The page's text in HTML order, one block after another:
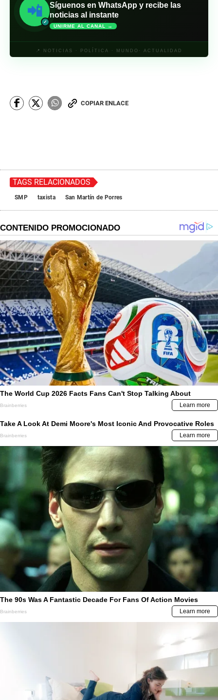
📲
✓
Síguenos en WhatsApp y recibe las
noticias al instante
UNIRME AL CANAL →
📍 NOTICIAS · POLÍTICA · MUNDO· ACTUALIDAD
COPIAR ENLACE
TAGS RELACIONADOS
SMP taxista San Martín de Porres